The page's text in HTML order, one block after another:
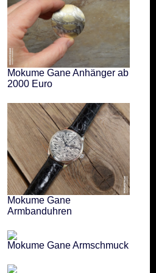
Mokume Gane Anhänger ab
2000 Euro
Mokume Gane
Armbanduhren
Mokume Gane Armschmuck